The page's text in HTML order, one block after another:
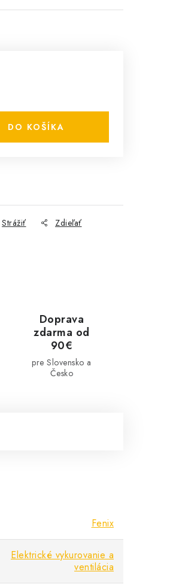
DO KOŠÍKA
Strážiť Zdieľať
Doprava
zdarma od
90€
pre Slovensko a
Česko
Fenix
Elektrické vykurovanie a
ventilácia